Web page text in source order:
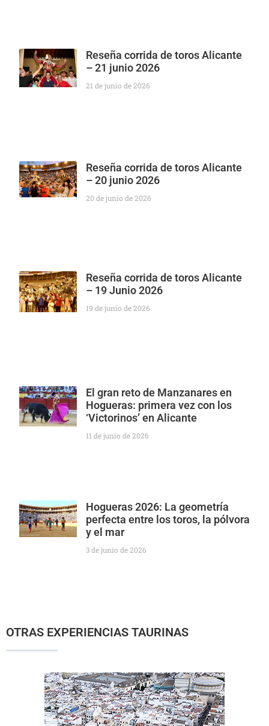
Reseña corrida de toros Alicante
– 21 junio 2026
21 de junio de 2026
Reseña corrida de toros Alicante
– 20 junio 2026
20 de junio de 2026
Reseña corrida de toros Alicante
– 19 Junio 2026
19 de junio de 2026
El gran reto de Manzanares en
Hogueras: primera vez con los
‘Victorinos’ en Alicante
11 de junio de 2026
Hogueras 2026: La geometría
perfecta entre los toros, la pólvora
y el mar
3 de junio de 2026
OTRAS EXPERIENCIAS TAURINAS